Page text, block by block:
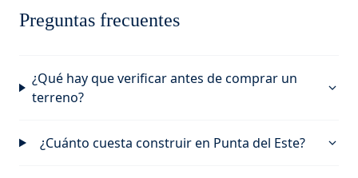
Preguntas frecuentes
¿Qué hay que verificar antes de comprar un
terreno?
¿Cuánto cuesta construir en Punta del Este?